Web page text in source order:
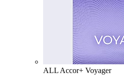
ALL Accor+ Voyager